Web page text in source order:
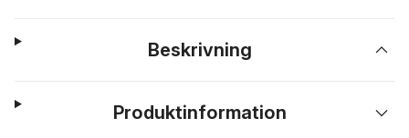
Beskrivning
Produktinformation